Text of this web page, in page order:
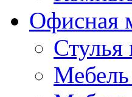
Офисная
Стулья
Мебель